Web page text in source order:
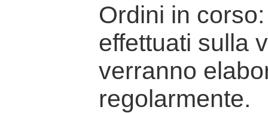
Ordini in
effettuati sulla
verranno
regolarmente.